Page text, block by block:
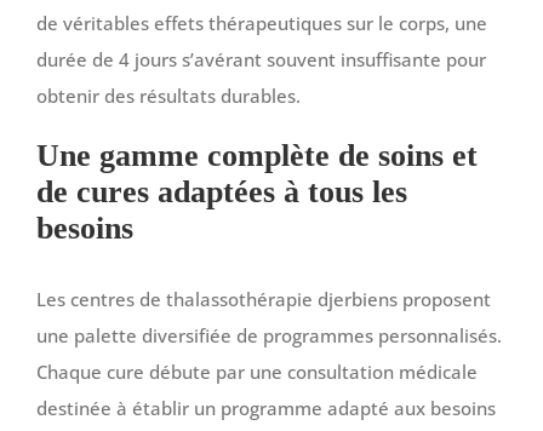
de véritables effets thérapeutiques sur le corps, une
durée de 4 jours s’avérant souvent insuffisante pour
obtenir des résultats durables.
Une gamme complète de soins et
de cures adaptées à tous les
besoins
Les centres de thalassothérapie djerbiens proposent
une palette diversifiée de programmes personnalisés.
Chaque cure débute par une consultation médicale
destinée à établir un programme adapté aux besoins